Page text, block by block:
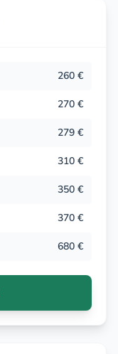
260 €
270 €
279 €
310 €
350 €
370 €
680 €